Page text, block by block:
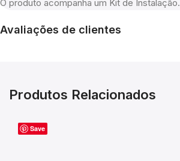
O produto acompanha um Kit de Instalação.
Avaliações de clientes
Produtos Relacionados
Save